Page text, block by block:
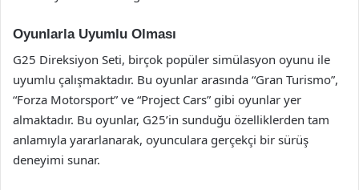
Oyunlarla Uyumlu Olması
G25 Direksiyon Seti, birçok popüler simülasyon oyunu ile
uyumlu çalışmaktadır. Bu oyunlar arasında “Gran Turismo”,
“Forza Motorsport” ve “Project Cars” gibi oyunlar yer
almaktadır. Bu oyunlar, G25’in sunduğu özelliklerden tam
anlamıyla yararlanarak, oyunculara gerçekçi bir sürüş
deneyimi sunar.